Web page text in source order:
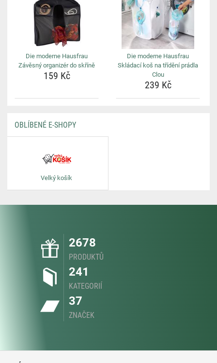
Die moderne Hausfrau
Závěsný organizér do skříně
159 Kč
Die moderne Hausfrau
Skládací koš na třídění prádla
Clou
239 Kč
OBLÍBENÉ E-SHOPY
Velký košík
2678
PRODUKTŮ
241
KATEGORIÍ
37
ZNAČEK